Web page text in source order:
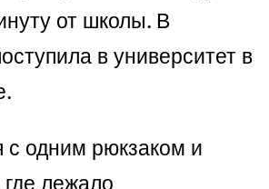
от школы. В
в университет в
с одним рюкзаком и
лежало